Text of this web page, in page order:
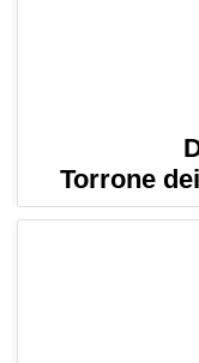
Torrone